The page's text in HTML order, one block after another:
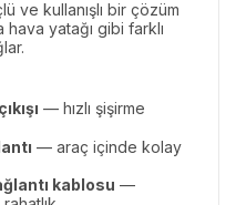
ve kullanışlı bir çözüm
yatağı gibi farklı
— hızlı şişirme
— araç içinde kolay
kablosu —